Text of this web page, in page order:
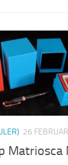
26
Matriosca